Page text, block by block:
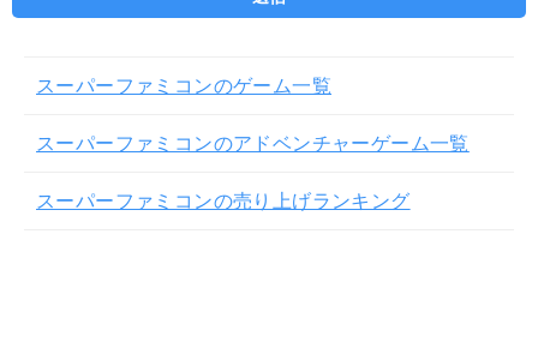
スーパーファミコンのゲーム一覧
スーパーファミコンのアドベンチャーゲーム一覧
スーパーファミコンの売り上げランキング